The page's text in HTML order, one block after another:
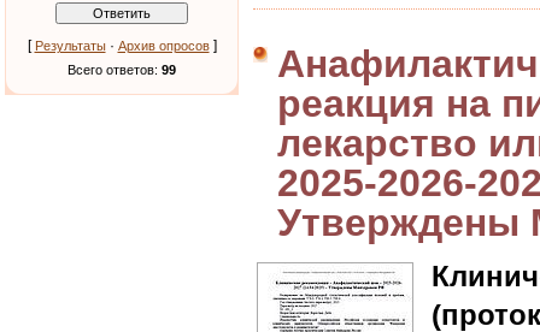
[ Результаты· Архив опросов]
Всего ответов: 99
реакция на
лекарство
2025-2026-
Утверждены